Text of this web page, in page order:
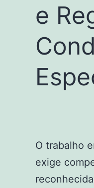
e
O trabalho
exige